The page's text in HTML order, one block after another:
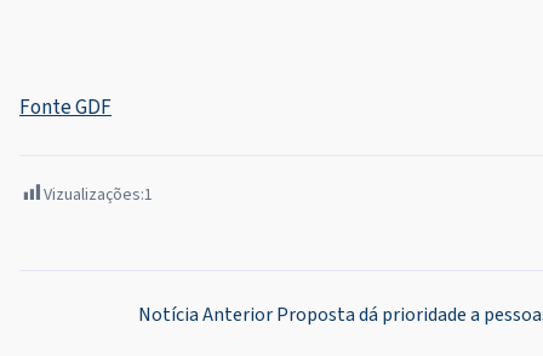
Fonte GDF
Vizualizações:1
NavegaçãoNotícia AnteriorProposta dá prioridade a